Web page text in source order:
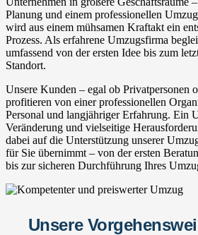
Planung und einem professionellen
wird aus einem mühsamen Kraftakt ein
Prozess. Als erfahrene Umzugsfirma
umfassend von der ersten Idee bis zum
Standort.
Unsere Kunden – egal ob Privatpersonen
profitieren von einer professionellen
Personal und langjähriger Erfahrung. Ein
Veränderung und vielseitige
dabei auf die Unterstützung unserer
für Sie übernimmt – von der ersten
bis zur sicheren Durchführung Ihres
Unsere